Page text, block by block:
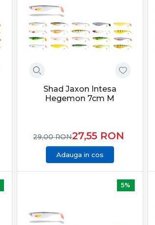
Shad Jaxon Intesa
Hegemon 7cm M
27,55 RON
29,00RON
Adauga in cos
5%